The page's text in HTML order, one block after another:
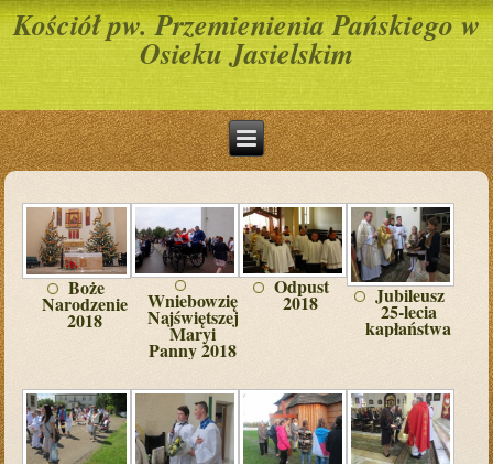
Kościół pw. Przemienienia Pańskiego w
Osieku Jasielskim
Boże
Narodzenie
2018
Wniebowzięcie
Najświętszej
Maryi
Panny 2018
Odpust
2018 Jubileusz
25-lecia
kapłaństwa